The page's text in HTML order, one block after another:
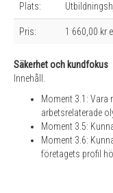
Plats:
Pris: 1 660,00 kr
Säkerhet och kundfokus
Innehåll.
Moment 3.1: Vara
arbetsrelaterade
Moment 3.5:
Moment 3.6:
företagets profil